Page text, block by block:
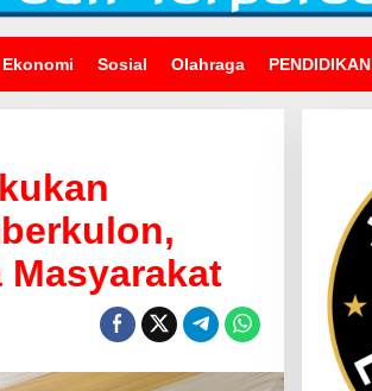
Ekonomi Sosial Olahraga PENDIDIKAN